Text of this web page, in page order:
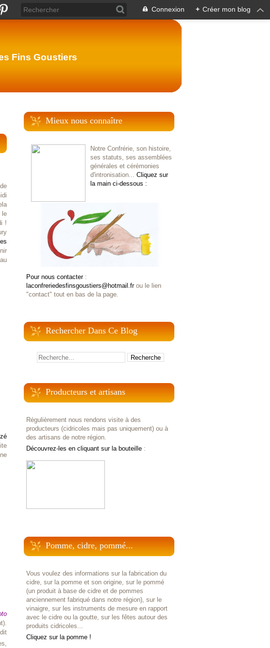
Connexion + Créer mon blog
Fins Goustiers
le
!
Mieux nous connaître
Notre Confrérie, son histoire,
ses statuts, ses assemblées
générales et cérémonies
d'intronisation... Cliquez sur
la main ci-dessous :
Pour nous contacter:
laconfreriedesfinsgoustiers@hotmail.frou le lien
"contact" tout en bas de la page.
Rechercher Dans Ce Blog
Producteurs et artisans
Régulièrement nous rendons visite à des
producteurs (cidricoles mais pas uniquement) ou à
des artisans de notre région.
Découvrez-les en cliquant sur la bouteille :
Pomme, cidre, pommé...
Vous voulez des informations sur la fabrication du
cidre, sur la pomme et son origine, sur le pommé
(un produit à base de cidre et de pommes
anciennement fabriqué dans notre région), sur le
vinaigre, sur les instruments de mesure en rapport
avec le cidre ou la goutte, sur les fêtes autour des
produits cidricoles...
Cliquez sur la pomme !